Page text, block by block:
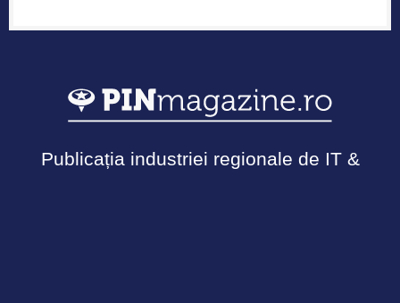
Publicația industriei regionale de IT &